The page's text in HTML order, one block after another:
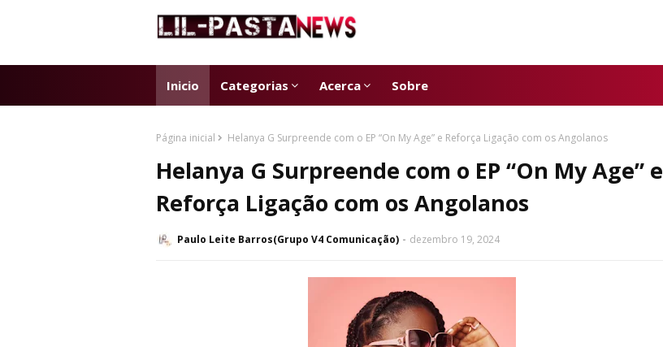
Inicio Categorias Acerca Sobre
Página inicial Helanya G Surpreende com o EP “On My Age” e Reforça Ligação com os Angolanos
Helanya G Surpreende com o EP “On My Age” e
Reforça Ligação com os Angolanos
Paulo Leite Barros(Grupo V4 Comunicação) dezembro 19, 2024